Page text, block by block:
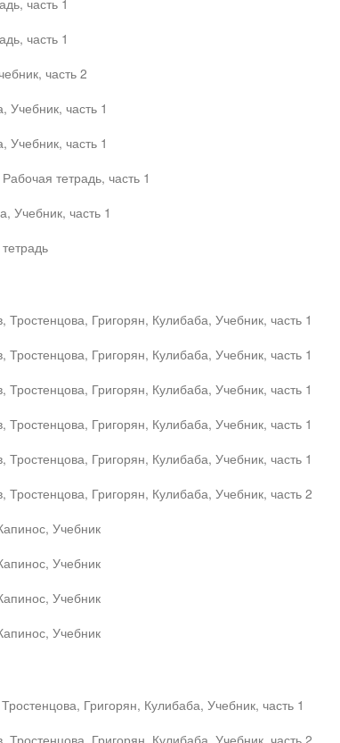
часть 1
часть 1
часть 2
часть 1
часть 1
тетрадь, часть 1
Учебник, часть 1
Григорян, Кулибаба, Учебник, часть 1
Григорян, Кулибаба, Учебник, часть 1
Григорян, Кулибаба, Учебник, часть 1
Григорян, Кулибаба, Учебник, часть 1
Григорян, Кулибаба, Учебник, часть 1
Григорян, Кулибаба, Учебник, часть 2
Учебник
Учебник
Учебник
Учебник
Григорян, Кулибаба, Учебник, часть 1
Григорян, Кулибаба, Учебник, часть 2